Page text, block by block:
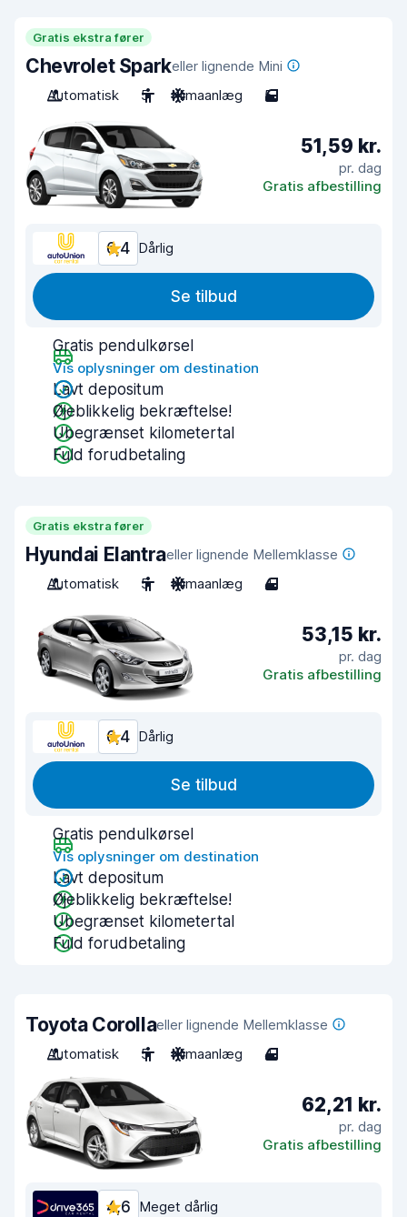
Gratis ekstra fører
Chevrolet Sparkeller lignende Mini
Automatisk
5 Klimaanlæg 5
51,59 kr.
pr. dag
Gratis afbestilling
6,4 Dårlig
Se tilbud
Gratis pendulkørsel
Vis oplysninger om destination
Lavt depositum
Øjeblikkelig bekræftelse!
Ubegrænset kilometertal
Fuld forudbetaling
Gratis ekstra fører
Hyundai Elantraeller lignende Mellemklasse
Automatisk
5 Klimaanlæg 4
53,15 kr.
pr. dag
Gratis afbestilling
6,4 Dårlig
Se tilbud
Gratis pendulkørsel
Vis oplysninger om destination
Lavt depositum
Øjeblikkelig bekræftelse!
Ubegrænset kilometertal
Fuld forudbetaling
Toyota Corollaeller lignende Mellemklasse
Automatisk
5 Klimaanlæg 4
62,21 kr.
pr. dag
Gratis afbestilling
4,6 Meget dårlig